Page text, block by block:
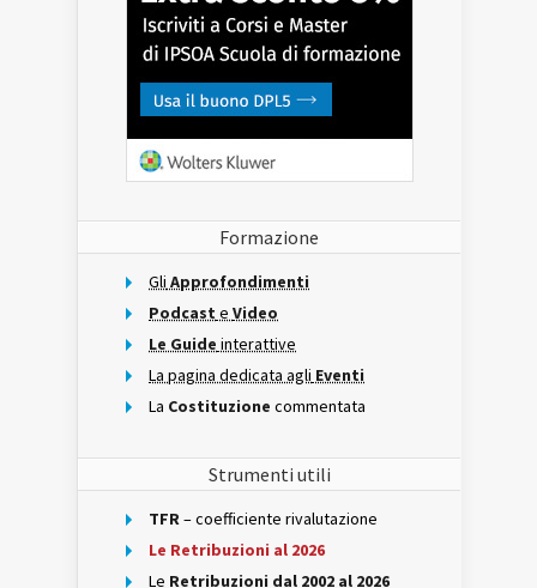
Formazione
Gli Approfondimenti
Podcast e Video
Le Guide interattive
La pagina dedicata agli Eventi
La Costituzione commentata
Strumenti utili
TFR– coefficiente rivalutazione
Le Retribuzioni al 2026
Le Retribuzioni dal 2002 al 2026